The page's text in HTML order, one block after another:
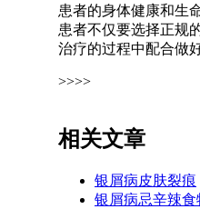
患者的身体健康和生
患者不仅要选择正规
治疗的过程中配合做
>>>>
相关文章
银屑病皮肤裂痕
银屑病忌辛辣食